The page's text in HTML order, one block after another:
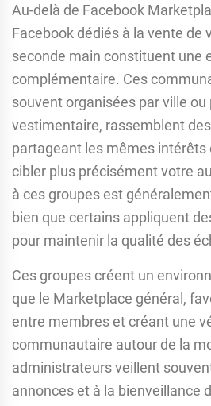
Au-delà de Facebook
Facebook dédiés à la vente de
seconde main constituent une
complémentaire. Ces
souvent organisées par ville ou
vestimentaire, rassemblent
partageant les mêmes
cibler plus précisément votre
à ces groupes est
bien que certains appliquent
pour maintenir la qualité des
Ces groupes créent un
que le Marketplace général,
entre membres et créant une
communautaire autour de la
administrateurs veillent
annonces et à la bienveillance